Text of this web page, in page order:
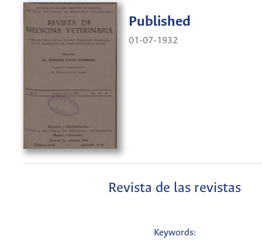
Published
01-07-1932
Revista de las revistas
Keywords: